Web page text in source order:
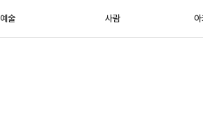
예술 사람